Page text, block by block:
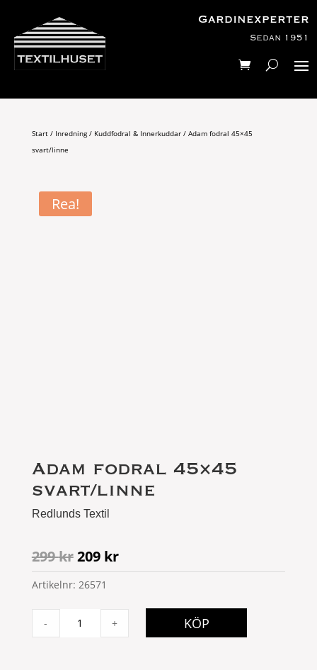
Gardinexperter
Sedan 1951
Start/ Inredning/ Kuddfodral & Innerkuddar/ Adam fodral 45×45
svart/linne
Rea!
Adam fodral 45×45
svart/linne
Redlunds Textil
299krDet
ursprungliga
priset
299 kr.
209 krDet
nuvarande
Artikelnr: 26571
- + KÖP